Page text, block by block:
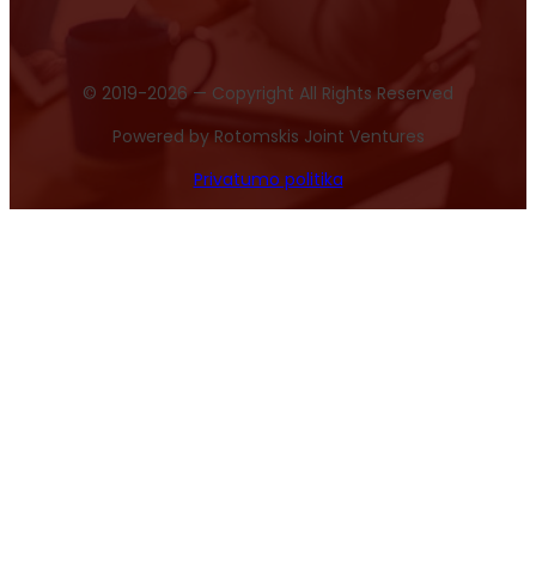
© 2019-2026 — Copyright All Rights Reserved
Powered by Rotomskis Joint Ventures
Privatumo politika